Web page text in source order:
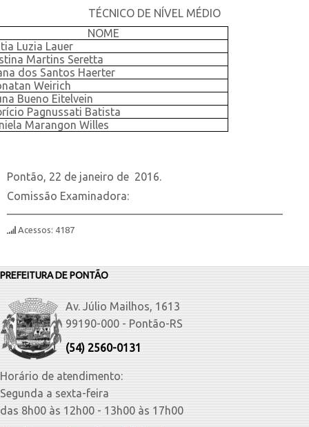
TÉCNICO DE NÍVEL MÉDIO
NOME
Luzia Lauer
Martins Seretta
dos Santos Haerter
Weirich
Bueno Eitelvein
Pagnussati Batista
Marangon Willes
Pontão, 22 de janeiro de 2016.
Comissão Examinadora:
Acessos: 4187
PREFEITURA DE PONTÃO
Av. Júlio Mailhos, 1613
99190-000 - Pontão-RS
(54) 2560-0131
Horário de atendimento:
Segunda a sexta-feira
das 8h00 às 12h00 - 13h00 às 17h00